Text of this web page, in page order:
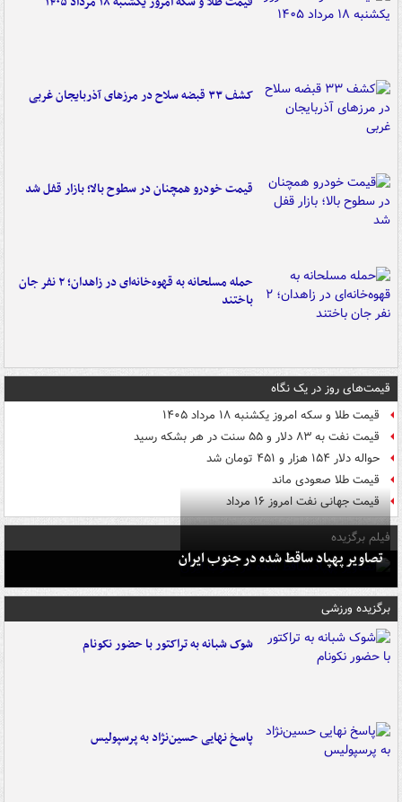
کشف ۳۳ قبضه سلاح در مرزهای آذربایجان غربی
قیمت خودرو همچنان در سطوح بالا؛ بازار قفل شد
حمله مسلحانه به قهوه‌خانه‌ای در زاهدان؛ ۲ نفر جان
باختند
قیمت‌های روز در یک نگاه
قیمت طلا و سکه امروز یکشنبه ۱۸ مرداد ۱۴۰۵
قیمت نفت به ۸۳ دلار و ۵۵ سنت در هر بشکه رسید
حواله دلار ۱۵۴ هزار و ۴۵۱ تومان شد
قیمت طلا صعودی ماند
قیمت جهانی نفت امروز ۱۶ مرداد
فیلم برگزیده
تصاویر پهپاد ساقط شده در جنوب ایران
برگزیده ورزشی
شوک شبانه به تراکتور با حضور نکونام
پاسخ نهایی حسین‌نژاد به پرسپولیس